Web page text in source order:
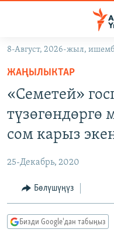
Навигацияга
өтүңүз
Издөөгө
салыңыз
МАДАНИЯТ
УКРАИНА
ТВ ПРОГРАММАЛАР
БҮГҮН АЗАТТЫКТА
ПОДКАСТ
8-Август, 2026-жыл,
ЖАҢЫЛЫКТАР
«Семетей»
түзөгөндөргө
сом карыз
25-Декабрь, 2020
Бөлүшүңүз
Бизди Google'дан табыңыз